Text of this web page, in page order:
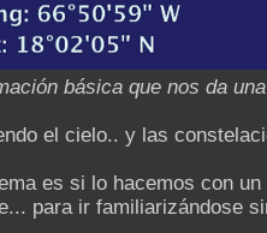
básica que nos da
el cielo.. y las
es si lo hacemos con
para ir familiarizándose